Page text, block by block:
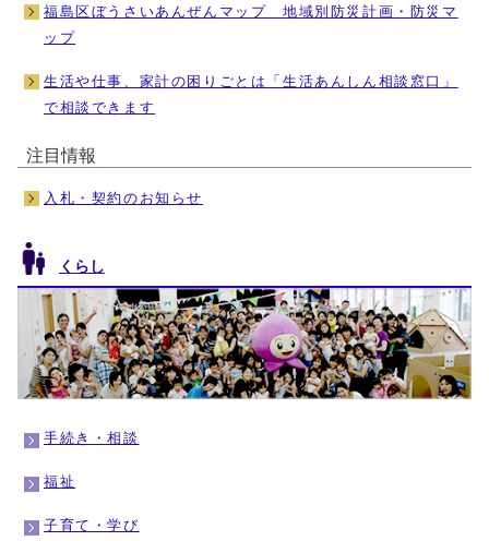
福島区ぼうさいあんぜんマップ 地域別防災計画・防災マ
ップ
生活や仕事、家計の困りごとは「生活あんしん相談窓口」
で相談できます
注目情報
入札・契約のお知らせ
くらし
手続き・相談
福祉
子育て・学び